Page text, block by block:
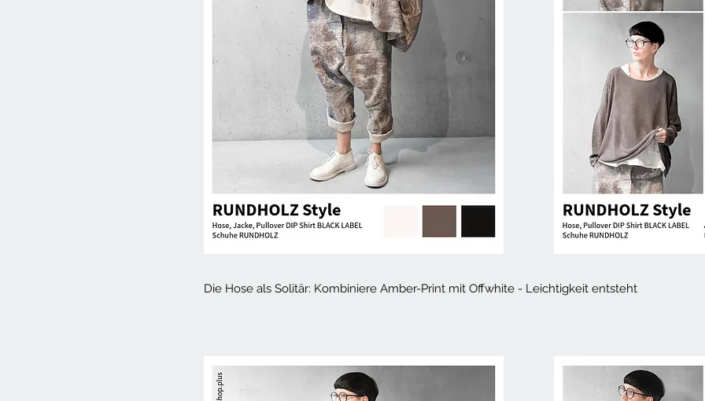
Die Hose als Solitär: Kombiniere Amber-Print mit Offwhite - Leichtigkeit entsteht